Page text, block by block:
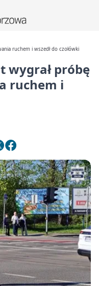
ruchem i wszedł do czołówki
wygrał próbę
ruchem i